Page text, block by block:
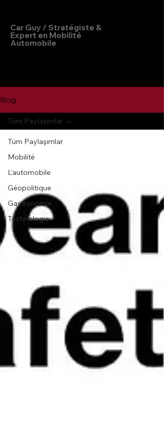
Car Guy / Stratégiste &
Expert en Mobilité
Automobile
Blog
Tüm Paylaşımlar
Mobilité
L'automobile
Géopolitique
Gastronomie
Technologie
Tüm Paylaşımlar